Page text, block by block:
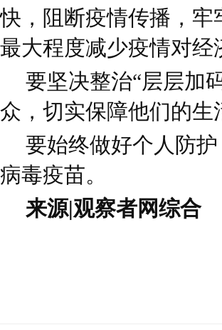
快，阻断疫情传播，
最大程度减少疫情对
要坚决整治“层层加
众，切实保障他们的生
要始终做好个人防
病毒疫苗。
来源|观察者网综合